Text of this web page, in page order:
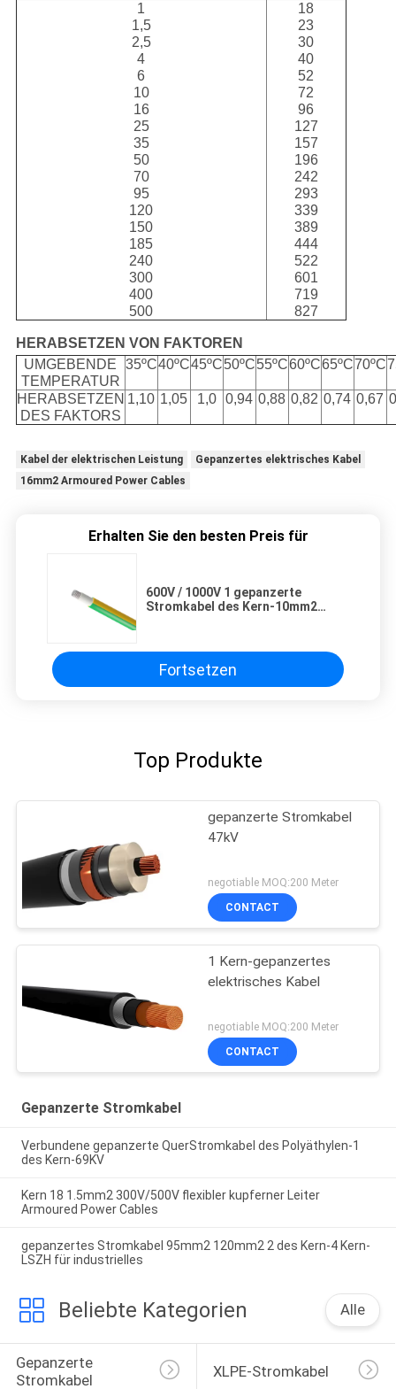
1
1,5
2,5
4
6
10
16
25
35
50
70
95
120
150
185
240
300
400
500
18
23
30
40
52
72
96
127
157
196
242
293
339
389
444
522
601
719
827
HERABSETZEN VON FAKTOREN
UMGEBENDE
TEMPERATUR
35ºC40ºC45ºC50ºC55ºC60ºC65ºC70ºC
HERABSETZEN
DES FAKTORS
1,10 1,05 1,0 0,94 0,88 0,82 0,74 0,67
Kabel der elektrischen Leistung
Gepanzertes elektrisches Kabel
16mm2 Armoured Power Cables
Erhalten Sie den besten Preis für
600V / 1000V 1 gepanzerte
Stromkabel des Kern-10mm2
Fortsetzen
Top Produkte
gepanzerte Stromkabel
47kV
negotiable MOQ:200 Meter
CONTACT
1 Kern-gepanzertes
elektrisches Kabel
negotiable MOQ:200 Meter
CONTACT
Gepanzerte Stromkabel
Verbundene gepanzerte QuerStromkabel des Polyäthylen-1
des Kern-69KV
Kern 18 1.5mm2 300V/500V flexibler kupferner Leiter
Armoured Power Cables
gepanzertes Stromkabel 95mm2 120mm2 2 des Kern-4 Kern-
LSZH für industrielles
Beliebte Kategorien Alle
Gepanzerte
Stromkabel
XLPE-Stromkabel